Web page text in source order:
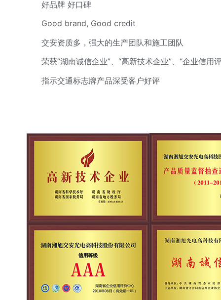
好品牌 好口碑
Good brand, Good credit
交安资质多，强大的生产团队和施工团队
荣获“湖南诚信企业”、“高新技术企业”、“企业信用
指示交通标志牌产品深受客户好评